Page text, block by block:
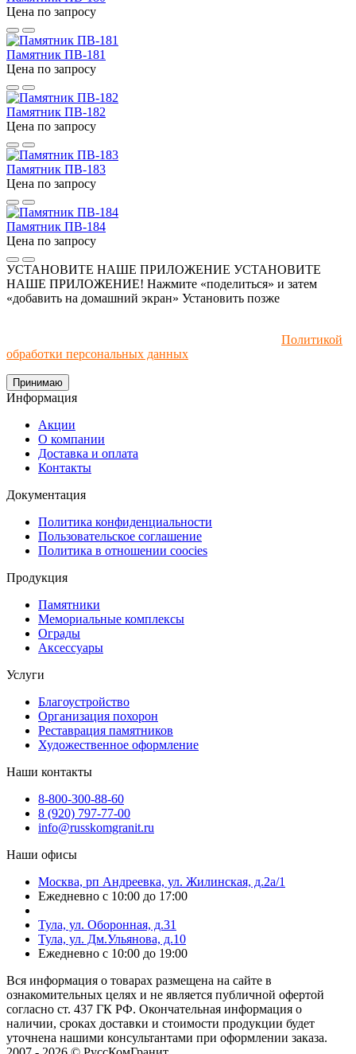
Цена по запросу
Памятник ПВ-181
Цена по запросу
Памятник ПВ-182
Цена по запросу
Памятник ПВ-183
Цена по запросу
Памятник ПВ-184
Цена по запросу
УСТАНОВИТЕ НАШЕ ПРИЛОЖЕНИЕ УСТАНОВИТЕ
НАШЕ ПРИЛОЖЕНИЕ! Нажмите «поделиться» и затем
«добавить на домашний экран» Установить позже
Политикой
обработки персональных данных
Принимаю
Информация
Акции
О компании
Доставка и оплата
Контакты
Документация
Политика конфиденциальности
Пользовательское соглашение
Политика в отношении coocies
Продукция
Памятники
Мемориальные комплексы
Ограды
Аксессуары
Услуги
Благоустройство
Организация похорон
Реставрация памятников
Художественное оформление
Наши контакты
8-800-300-88-60
8 (920) 797-77-00
info@russkomgranit.ru
Наши офисы
Москва, рп Андреевка, ул. Жилинская, д.2а/1
Ежедневно с 10:00 до 17:00
Тула, ул. Оборонная, д.31
Тула, ул. Дм.Ульянова, д.10
Ежедневно с 10:00 до 19:00
Вся информация о товарах размещена на сайте в
ознакомительных целях и не является публичной офертой
согласно ст. 437 ГК РФ. Окончательная информация о
наличии, сроках доставки и стоимости продукции будет
уточнена нашими консультантами при оформлении заказа.